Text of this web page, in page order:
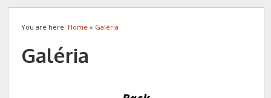
You are here: Home » Galéria
Galéria